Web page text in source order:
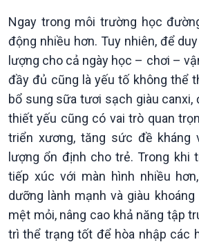
Văn hoá & Du lịch
Ngay trong môi trường học
động nhiều hơn. Tuy nhiên, để
lượng cho cả ngày học – chơi –
đầy đủ cũng là yếu tố không thể
bổ sung sữa tươi sạch giàu
thiết yếu cũng có vai trò quan
triển xương, tăng sức đề kháng
lượng ổn định cho trẻ. Trong khi
tiếp xúc với màn hình nhiều
dưỡng lành mạnh và giàu
mệt mỏi, nâng cao khả năng tập
trì thể trạng tốt để hòa nhập các